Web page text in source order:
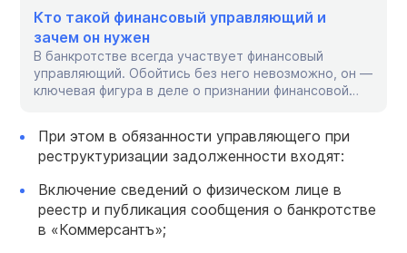
Кто такой финансовый управляющий и
зачем он нужен
В банкротстве всегда участвует финансовый
управляющий. Обойтись без него невозможно, он —
ключевая фигура в деле о признании финансовой
чем он занимается при банкротстве. Финансовый
управляющий – кто это? Финансовый управляющий
судом по делу о банкротстве […]
При этом в обязанности управляющего при
реструктуризации задолженности входят:
Включение сведений о физическом лице в
реестр и публикация сообщения о банкротстве
в «Коммерсантъ»;